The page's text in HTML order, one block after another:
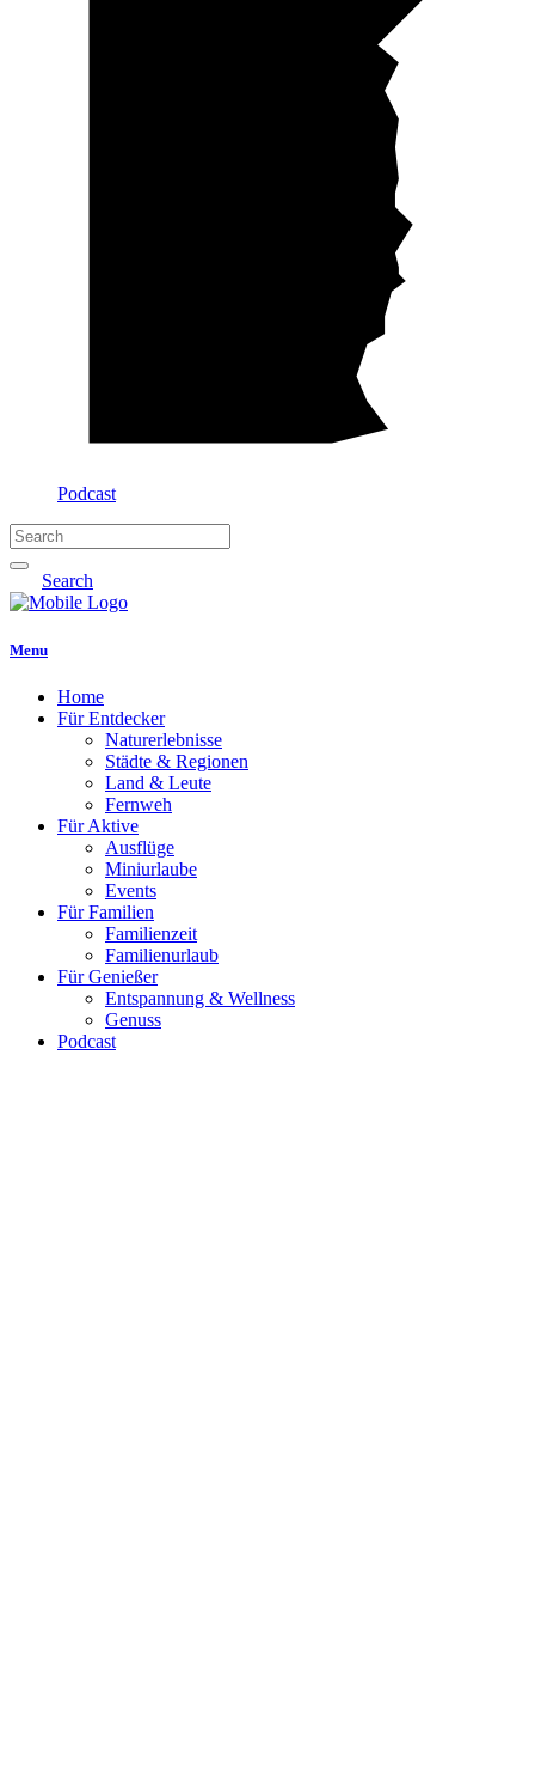
Podcast
Search
Menu
Home
Für Entdecker
Naturerlebnisse
Städte & Regionen
Land & Leute
Fernweh
Für Aktive
Ausflüge
Miniurlaube
Events
Für Familien
Familienzeit
Familienurlaub
Für Genießer
Entspannung & Wellness
Genuss
Podcast